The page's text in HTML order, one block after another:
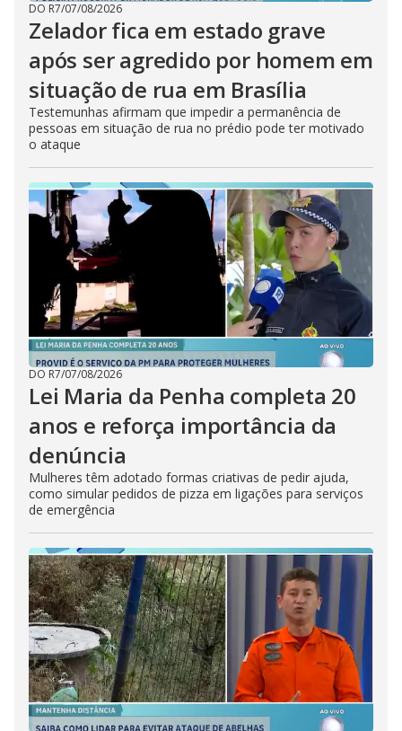
DO R7/07/08/2026
Zelador fica em estado grave
após ser agredido por homem em
situação de rua em Brasília
Testemunhas afirmam que impedir a permanência de
pessoas em situação de rua no prédio pode ter motivado
o ataque
DO R7/07/08/2026
Lei Maria da Penha completa 20
anos e reforça importância da
denúncia
Mulheres têm adotado formas criativas de pedir ajuda,
como simular pedidos de pizza em ligações para serviços
de emergência